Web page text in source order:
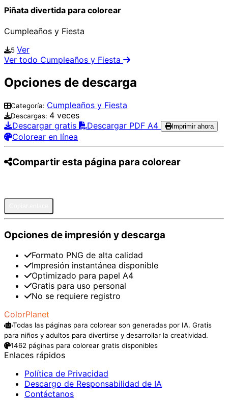
Piñata divertida para colorear
Cumpleaños y Fiesta
5 Ver
Ver todo Cumpleaños y Fiesta
Opciones de descarga
Categoría: Cumpleaños y Fiesta
Descargas: 4 veces
Descargar gratis
Descargar PDF A4 Imprimir ahora
Colorear en línea
Compartir esta página para colorear
Opciones de impresión y descarga
Formato PNG de alta calidad
Impresión instantánea disponible
Optimizado para papel A4
Gratis para uso personal
No se requiere registro
ColorPlanet
Todas las páginas para colorear son generadas por IA. Gratis
para niños y adultos para divertirse y desarrollar la creatividad.
1462 páginas para colorear gratis disponibles
Enlaces rápidos
Política de Privacidad
Descargo de Responsabilidad de IA
Contáctanos